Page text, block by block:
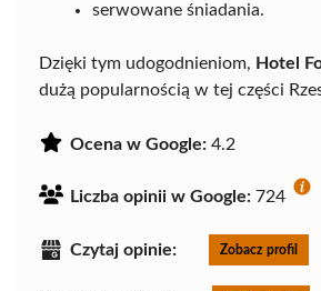
serwowane śniadania.
Dzięki tym udogodnieniom, Hotel
dużą popularnością w tej części
Ocena w Google: 4.2
Liczba opinii w Google: 724
Czytaj opinie: Zobacz profil